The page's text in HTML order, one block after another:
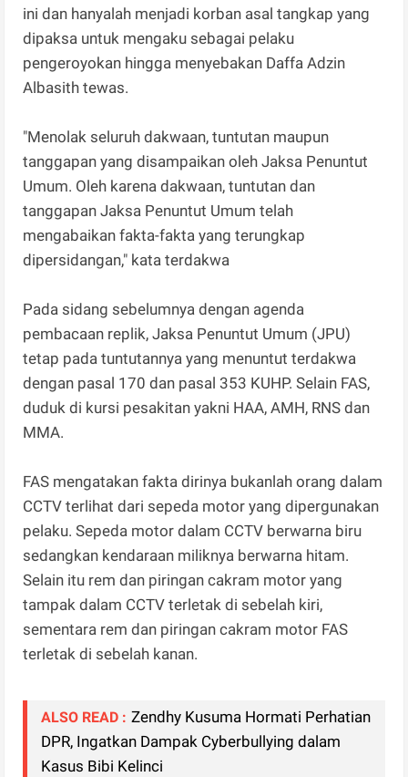
ini dan hanyalah menjadi korban asal tangkap yang
dipaksa untuk mengaku sebagai pelaku
pengeroyokan hingga menyebakan Daffa Adzin
Albasith tewas.
"Menolak seluruh dakwaan, tuntutan maupun
tanggapan yang disampaikan oleh Jaksa Penuntut
Umum. Oleh karena dakwaan, tuntutan dan
tanggapan Jaksa Penuntut Umum telah
mengabaikan fakta-fakta yang terungkap
dipersidangan," kata terdakwa
Pada sidang sebelumnya dengan agenda
pembacaan replik, Jaksa Penuntut Umum (JPU)
tetap pada tuntutannya yang menuntut terdakwa
dengan pasal 170 dan pasal 353 KUHP. Selain FAS,
duduk di kursi pesakitan yakni HAA, AMH, RNS dan
MMA.
FAS mengatakan fakta dirinya bukanlah orang dalam
CCTV terlihat dari sepeda motor yang dipergunakan
pelaku. Sepeda motor dalam CCTV berwarna biru
sedangkan kendaraan miliknya berwarna hitam.
Selain itu rem dan piringan cakram motor yang
tampak dalam CCTV terletak di sebelah kiri,
sementara rem dan piringan cakram motor FAS
terletak di sebelah kanan.
ALSO READ : Zendhy Kusuma Hormati Perhatian
DPR, Ingatkan Dampak Cyberbullying dalam
Kasus Bibi Kelinci